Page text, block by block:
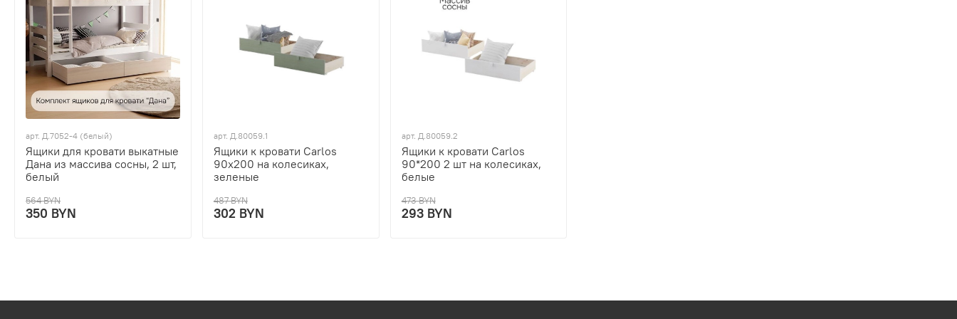
арт.Д.7052-4 (белый)
Ящики для кровати выкатные
Дана из массива сосны, 2 шт,
белый
564 BYN
350 BYN
арт. Д.80059.1
Ящики к кровати Carlos
90х200 на колесиках,
зеленые
487 BYN
302 BYN
арт. Д.80059.2
Ящики к кровати Carlos
90*200 2 шт на колесиках,
белые
473 BYN
293 BYN